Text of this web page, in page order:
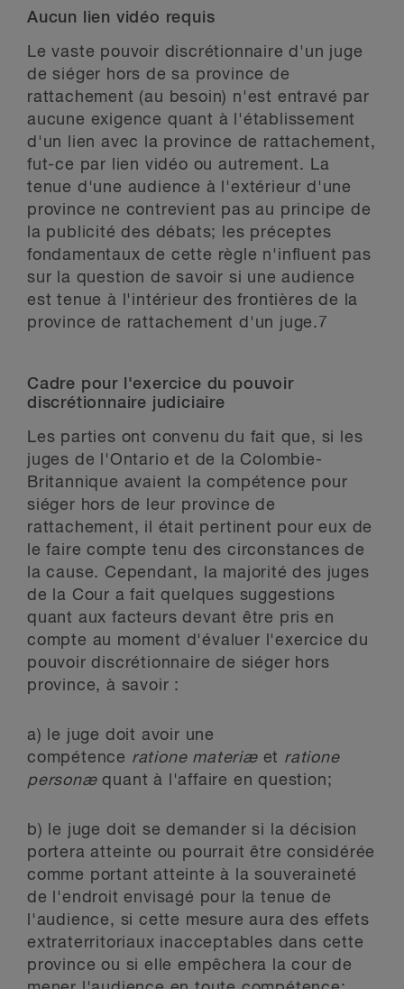
Aucun lien vidéo requis
Le vaste pouvoir discrétionnaire d'un juge
de siéger hors de sa province de
rattachement (au besoin) n'est entravé par
aucune exigence quant à l'établissement
d'un lien avec la province de rattachement,
fut-ce par lien vidéo ou autrement. La
tenue d'une audience à l'extérieur d'une
province ne contrevient pas au principe de
la publicité des débats; les préceptes
fondamentaux de cette règle n'influent pas
sur la question de savoir si une audience
est tenue à l'intérieur des frontières de la
province de rattachement d'un juge. 7
Cadre pour l'exercice du pouvoir
discrétionnaire judiciaire
Les parties ont convenu du fait que, si les
juges de l'Ontario et de la Colombie-
Britannique avaient la compétence pour
siéger hors de leur province de
rattachement, il était pertinent pour eux de
le faire compte tenu des circonstances de
la cause. Cependant, la majorité des juges
de la Cour a fait quelques suggestions
quant aux facteurs devant être pris en
compte au moment d'évaluer l'exercice du
pouvoir discrétionnaire de siéger hors
province, à savoir :
a) le juge doit avoir une
compétence ratione materiæ et ratione
personæquant à l'affaire en question;
b) le juge doit se demander si la décision
portera atteinte ou pourrait être considérée
comme portant atteinte à la souveraineté
de l'endroit envisagé pour la tenue de
l'audience, si cette mesure aura des effets
extraterritoriaux inacceptables dans cette
province ou si elle empêchera la cour de